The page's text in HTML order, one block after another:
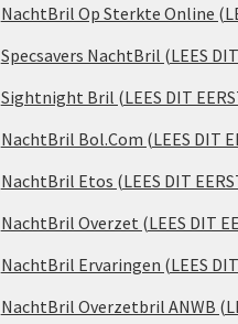
NachtBril Op Sterkte Online
Specsavers NachtBril (LEES
Sightnight Bril (LEES DIT
NachtBril Bol.Com (LEES DIT
NachtBril Etos (LEES DIT
NachtBril Overzet (LEES DIT
NachtBril Ervaringen (LEES
NachtBril Overzetbril ANWB